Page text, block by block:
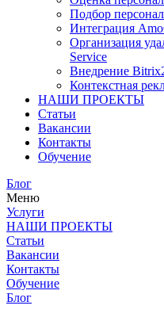
Подбор
Интеграция
Организация
Service
Внедрение
Контекстная
НАШИ ПРОЕКТЫ
Статьи
Вакансии
Контакты
Обучение
Блог
Меню
Услуги
НАШИ ПРОЕКТЫ
Статьи
Вакансии
Контакты
Обучение
Блог